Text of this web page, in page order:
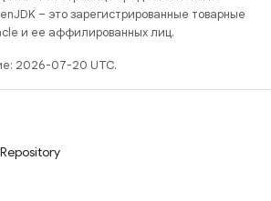
– это зарегистрированные товарные
и ее аффилированных лиц.
2026-07-20 UTC.